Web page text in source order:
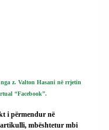
z. Valton Hasani në rrjetin
“Facebook”.
i përmendur në
mbështetur mbi